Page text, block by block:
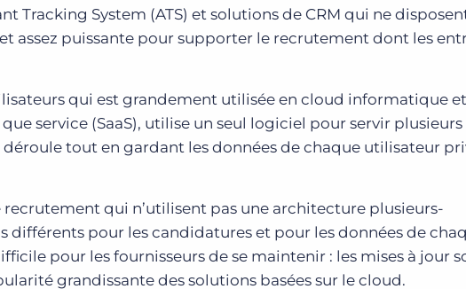
Tracking System (ATS) et solutions de CRM qui ne
assez puissante pour supporter le recrutement dont les
qui est grandement utilisée en cloud informatique
service (SaaS), utilise un seul logiciel pour servir
tout en gardant les données de chaque utilisateur
qui n’utilisent pas une architecture plusieurs-
différents pour les candidatures et pour les données de
pour les fournisseurs de se maintenir : les mises à jour
grandissante des solutions basées sur le cloud.